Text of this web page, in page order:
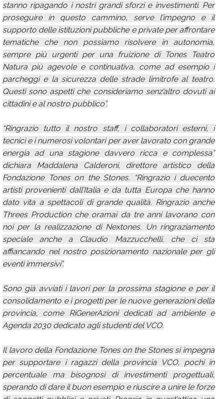
stanno ripagando i nostri grandi sforzi e investimenti. Per
proseguire in questo cammino, serve l’impegno e il
supporto delle istituzioni pubbliche e private per affrontare
tematiche che non possiamo risolvere in autonomia,
sempre più urgenti per una fruizione di Tones Teatro
Natura più agevole e continuativa, come ad esempio i
parcheggi e la sicurezza delle strade limitrofe al teatro.
Questi sono aspetti che consideriamo senz’altro dovuti ai
cittadini e al nostro pubblico”.
“Ringrazio tutto il nostro staff, i collaboratori esterni, i
tecnici e i numerosi volontari per aver lavorato con grande
energia ad una stagione davvero ricca e complessa”
dichiara Maddalena Calderoni, direttore artistico della
Fondazione Tones on the Stones. “Ringrazio i duecento
artisti provenienti dall’Italia e da tutta Europa che hanno
dato vita a spettacoli di grande qualità. Ringrazio anche
Threes Production che oramai da tre anni lavorano con
noi per la realizzazione di Nextones. Un ringraziamento
speciale anche a Claudio Mazzucchelli, che ci sta
affiancando nel nostro posizionamento nazionale per gli
eventi immersivi”.
Sono già avviati i lavori per la prossima stagione e per il
consolidamento e i progetti per le nuove generazioni della
provincia, come RiGenerAzioni dedicati ad ambiente e
Agenda 2030 dedicato agli studenti del VCO.
Il lavoro della Fondazione Tones on the Stones si impegna
per supportare i ragazzi della provincia VCO, pochi in
percentuale ma bisognosi di investimenti progettuali,
sperando di dare il buon esempio e riuscire a unire le forze